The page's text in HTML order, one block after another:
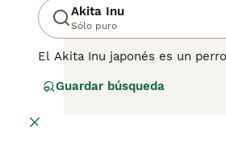
Akita Inu
Sólo puro
El Akita Inu japonés es un
y poderosos que tienen una
Lee nuestra
Guardar búsqueda